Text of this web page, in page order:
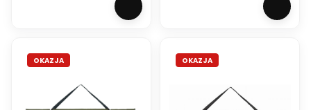
OKAZJA OKAZJA